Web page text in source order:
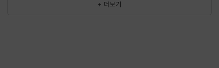
+ 더보기